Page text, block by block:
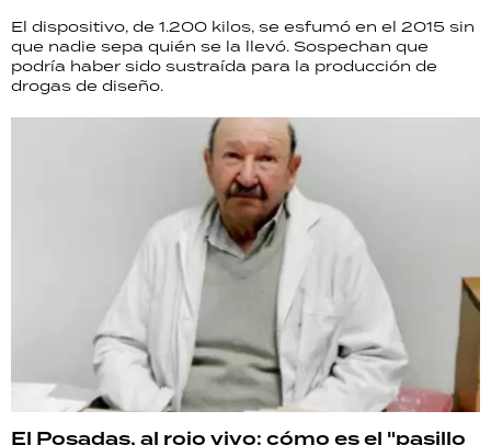
El dispositivo, de 1.200 kilos, se esfumó en el 2015 sin
que nadie sepa quién se la llevó. Sospechan que
podría haber sido sustraída para la producción de
drogas de diseño.